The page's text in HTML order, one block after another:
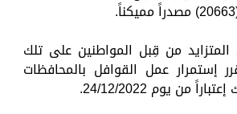
من قِبل المواطنين على تلك
إستمرار عمل القوافل بالمحافظات
من يوم 24/12/2022.